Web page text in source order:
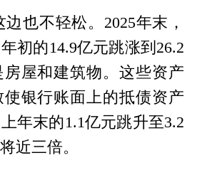
也不轻松。2025年末，
初的14.9亿元跳涨到26.2
屋和建筑物。这些资产
银行账面上的抵债资产
年末的1.1亿元跳升至3.2
近三倍。